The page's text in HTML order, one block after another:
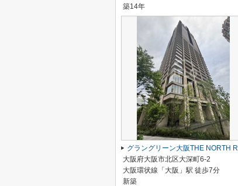
築14年
大阪府大阪市北区大深町6-2
大阪環状線「大阪」駅 徒歩7分
新築